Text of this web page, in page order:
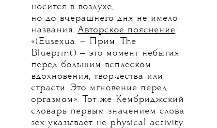
носится в воздухе,
но до вчерашнего дня не имело
названия. Авторское пояснение:
«(Eusexua. — Прим. The
Blueprint) — это момент небытия
перед большим всплеском
вдохновения, творчества или
страсти. Это мгновение перед
оргазмом». Тот же Кембриджский
словарь первым значением слова
sex указывает не physical activity